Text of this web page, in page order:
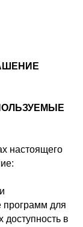
настоящего
для
в